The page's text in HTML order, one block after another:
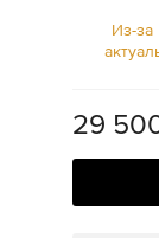
Из-за
29